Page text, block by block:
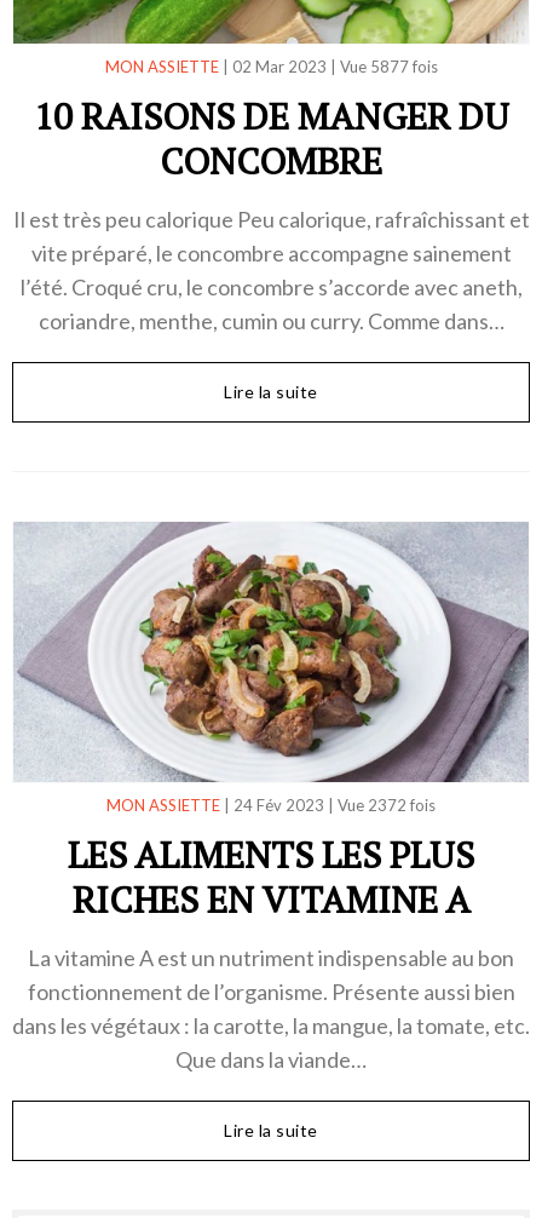
MON ASSIETTE| 02 Mar 2023 | Vue 5877 fois
10 RAISONS DE MANGER DU
CONCOMBRE
Il est très peu calorique Peu calorique, rafraîchissant et
vite préparé, le concombre accompagne sainement
l’été. Croqué cru, le concombre s’accorde avec aneth,
coriandre, menthe, cumin ou curry. Comme dans…
Lire la suite
MON ASSIETTE | 24 Fév 2023 | Vue 2372 fois
LES ALIMENTS LES PLUS
RICHES EN VITAMINE A
La vitamine A est un nutriment indispensable au bon
fonctionnement de l’organisme. Présente aussi bien
dans les végétaux : la carotte, la mangue, la tomate, etc.
Que dans la viande…
Lire la suite